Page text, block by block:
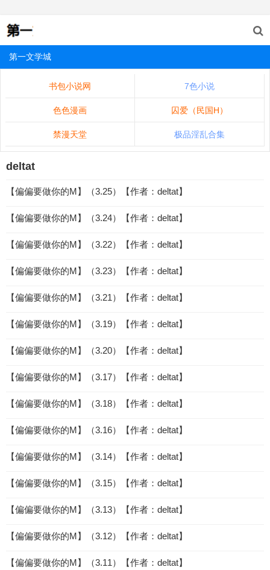
第一文学城
书包小说网 7色小说
色色漫画 囚爱（民国H）
禁漫天堂 极品淫乱合集
deltat
【偏偏要做你的M】（3.25）【作者：deltat】
【偏偏要做你的M】（3.24）【作者：deltat】
【偏偏要做你的M】（3.22）【作者：deltat】
【偏偏要做你的M】（3.23）【作者：deltat】
【偏偏要做你的M】（3.21）【作者：deltat】
【偏偏要做你的M】（3.19）【作者：deltat】
【偏偏要做你的M】（3.20）【作者：deltat】
【偏偏要做你的M】（3.17）【作者：deltat】
【偏偏要做你的M】（3.18）【作者：deltat】
【偏偏要做你的M】（3.16）【作者：deltat】
【偏偏要做你的M】（3.14）【作者：deltat】
【偏偏要做你的M】（3.15）【作者：deltat】
【偏偏要做你的M】（3.13）【作者：deltat】
【偏偏要做你的M】（3.12）【作者：deltat】
【偏偏要做你的M】（3.11）【作者：deltat】